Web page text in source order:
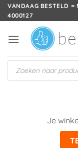
Ga
naar
VANDAAG BESTELD =
4000127
Producten
zoeken
Je